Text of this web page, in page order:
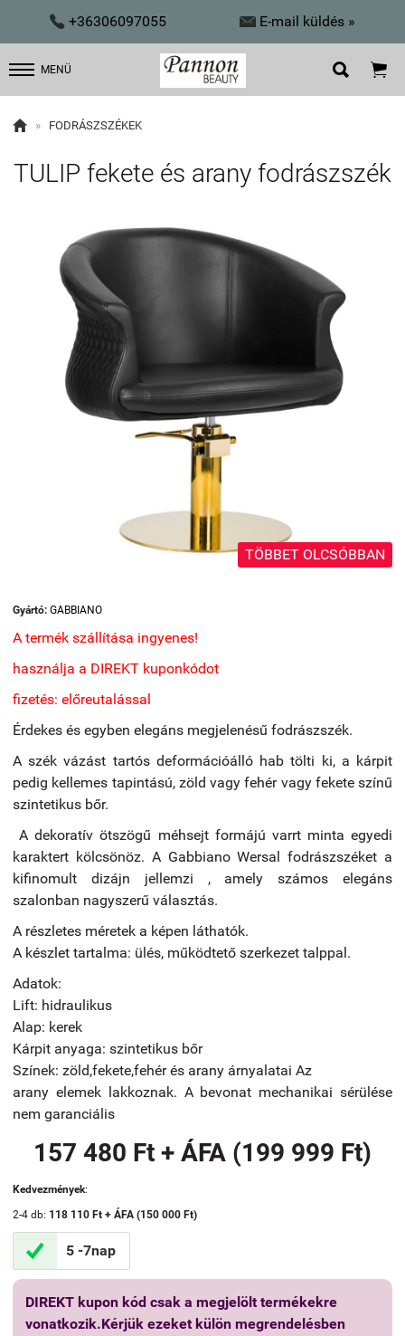
 +36306097055  E-mail küldés »
MENÜ  
 » FODRÁSZSZÉKEK
TULIP fekete és arany fodrászszék
TÖBBET OLCSÓBBAN
Gyártó: GABBIANO
A termék szállítása ingyenes!
használja a DIREKT kuponkódot
fizetés: előreutalással
Érdekes és egyben elegáns megjelenésű fodrászszék.
A szék vázást tartósdeformációálló hab tölti ki, a kárpit
pedig kellemes tapintású,zöld vagy fehér vagy fekete színű
szintetikus bőr.
A dekoratív ötszögű méhsejt formájú varrt minta egyedi
karaktert kölcsönöz. A Gabbiano Wersal fodrászszéket a
kifinomult dizájn jellemzi , amely számos elegáns
szalonban nagyszerű választás.
A részletes méretek a képen láthatók.
A készlet tartalma: ülés, működtető szerkezet talppal.
Adatok:
Lift: hidraulikus
Alap: kerek
Kárpit anyaga: szintetikus bőr
Színek: zöld,fekete,fehér és arany árnyalatai Az
arany elemek lakkoznak. A bevonat mechanikai sérülése
nem garanciális
157 480 Ft + ÁFA (199 999 Ft)
Kedvezmények:
2-4 db: 118 110 Ft + ÁFA (150 000 Ft)
 5 -7nap
DIREKT kupon kód csak a megjelölt termékekre
vonatkozik.Kérjük ezeket külön megrendelésben